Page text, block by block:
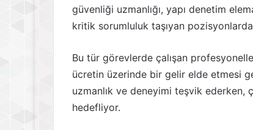
güvenliği uzmanlığı, yapı denetim
kritik sorumluluk taşıyan
Bu tür görevlerde çalışan
ücretin üzerinde bir gelir elde etmesi
uzmanlık ve deneyimi teşvik ederken,
hedefliyor.